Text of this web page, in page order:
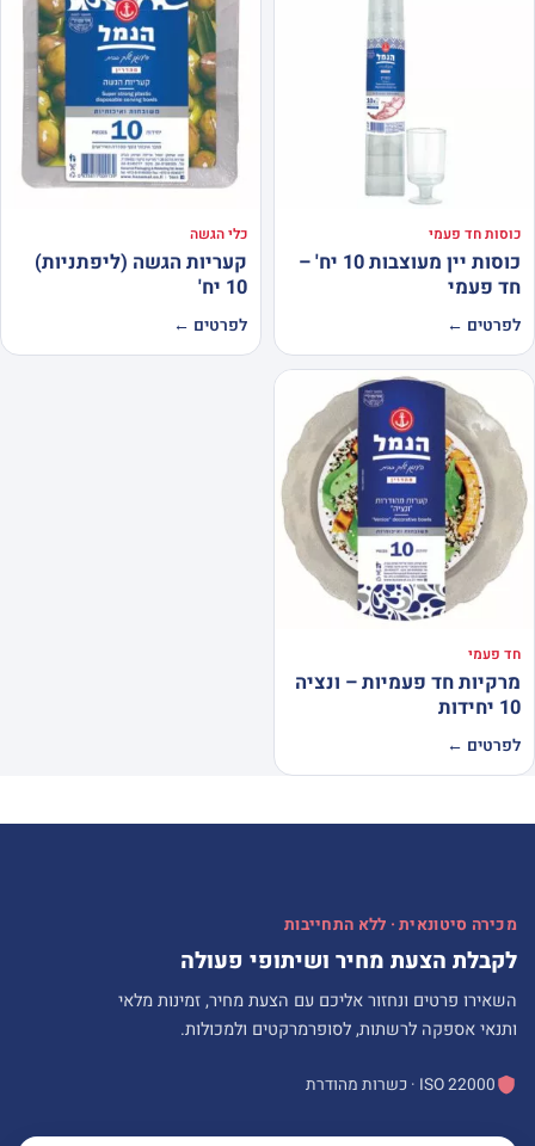
כוסות חד פעמי
כוסות יין מעוצבות 10 יח' –
חד פעמי
לפרטים ←
כלי הגשה
קעריות הגשה (ליפתניות)
10 יח'
לפרטים ←
חד פעמי
מרקיות חד פעמיות – ונציה
10 יחידות
לפרטים ←
מכירה סיטונאית · ללא התחייבות
לקבלת הצעת מחיר ושיתופי פעולה
השאירו פרטים ונחזור אליכם עם הצעת מחיר, זמינות מלאי
ותנאי אספקה לרשתות, לסופרמרקטים ולמכולות.
ISO 22000 · כשרות מהודרת